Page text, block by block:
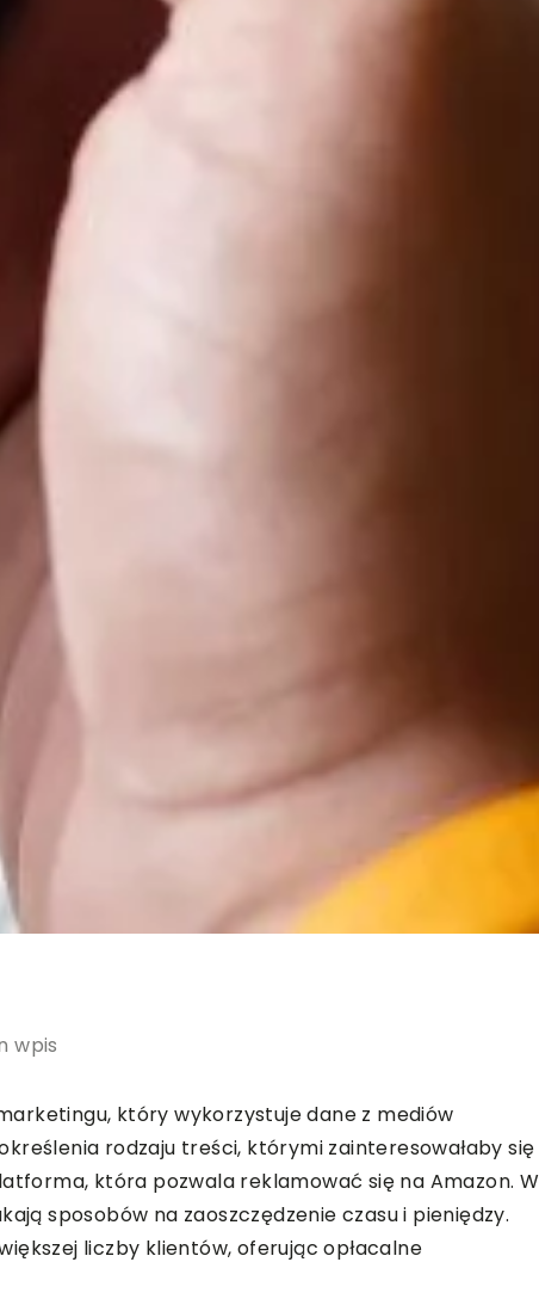
wpis
który wykorzystuje dane z mediów
rodzaju treści, którymi zainteresowałaby się
która pozwala reklamować się na Amazon. W
sposobów na zaoszczędzenie czasu i pieniędzy.
liczby klientów, oferując opłacalne